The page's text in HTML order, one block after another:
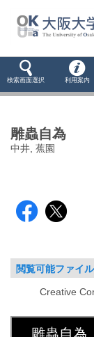
検索画面選択 利用案内
雕蟲自為
中井, 蕉園
閲覧可能ファイル
Creative